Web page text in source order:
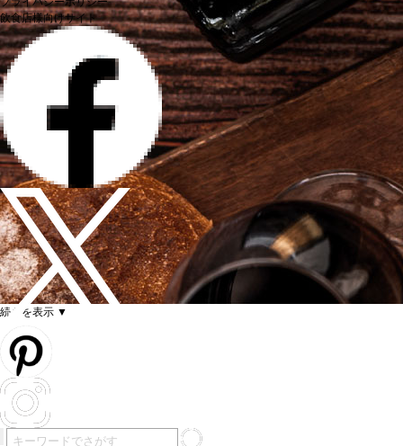
続きを表示 ▼
飲食店様向けサイト